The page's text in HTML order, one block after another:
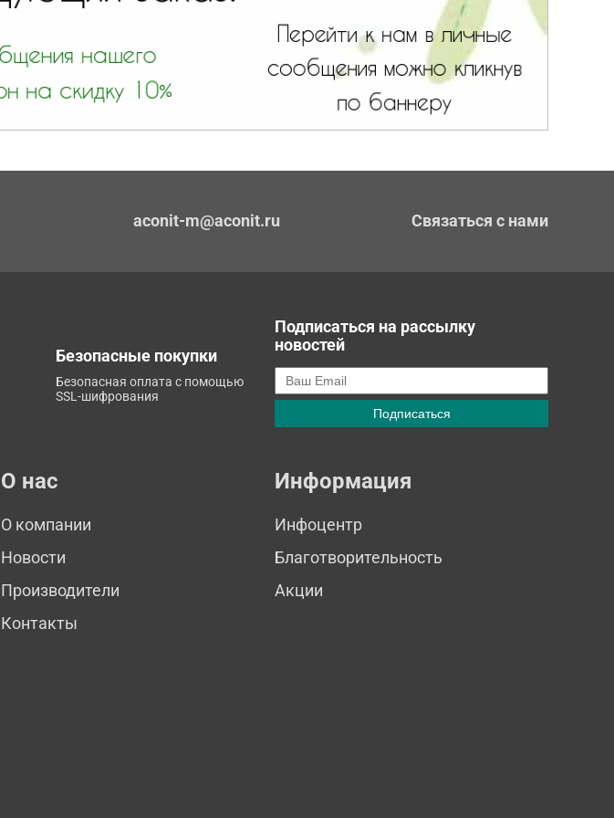
aconit-m@aconit.ru Связаться с нами
Безопасные покупки
Безопасная оплата с помощью
SSL-шифрования
Подписаться на рассылку
новостей
О нас
О компании
Новости
Производители
Контакты
Информация
Инфоцентр
Благотворительность
Акции